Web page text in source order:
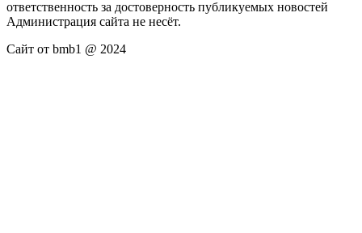
ответственность за достоверность публикуемых новостей
Администрация сайта не несёт.
Сайт от bmb1 @ 2024